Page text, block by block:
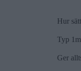
Hur
Typ
Ger